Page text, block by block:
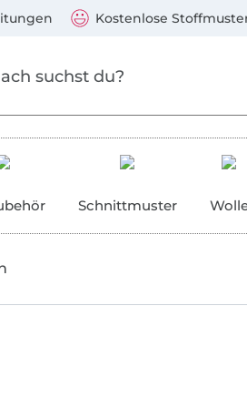
Kostenlose
Schnittmuster
Mastercard, PayPal, Giropay,